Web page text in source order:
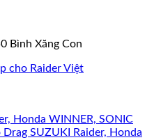
Bình Xăng Con
cho Raider Việt